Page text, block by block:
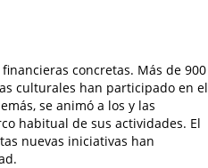
concretas. Más de 900
culturales han participado en el
se animó a los y las
habitual de sus actividades. El
nuevas iniciativas han